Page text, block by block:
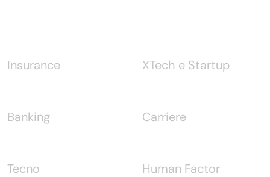
Insurance
Banking
Tecno
XTech e Startup
Carriere
Human Factor